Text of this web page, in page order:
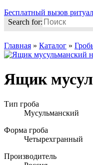
Бесплатный вызов
Search for:
Главная » Каталог »
Ящик
Тип гроба
Мусульманский
Форма гроба
Четырехгранный
Производитель